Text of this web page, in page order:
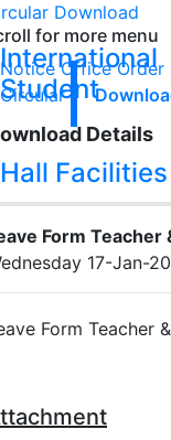
International
Student
Hall Facilities
Download
for more menu
Notice Office Order
Circular
Details
Form Teacher
17-Jan-
Form Teacher